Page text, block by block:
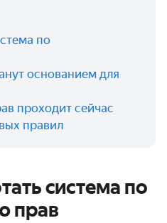
по
основанием для
проходит сейчас
правил
система по
прав